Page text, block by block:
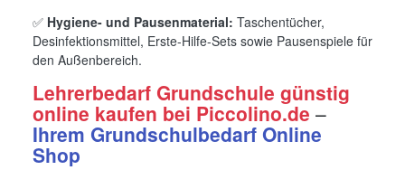
✅ Hygiene- und Pausenmaterial: Taschentücher,
Desinfektionsmittel, Erste-Hilfe-Sets sowie Pausenspiele für
den Außenbereich.
Lehrerbedarf Grundschule günstig
online kaufen bei Piccolino.de –
Ihrem Grundschulbedarf Online
Shop